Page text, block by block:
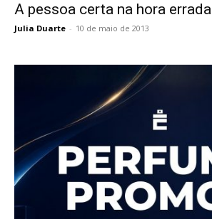
A pessoa certa na hora errada
Julia Duarte - 10 de maio de 2013